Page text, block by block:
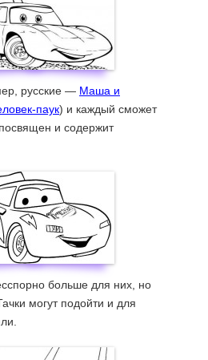
русские — Маша и
паук) и каждый сможет
и содержит
больше для них, но
могут подойти и для